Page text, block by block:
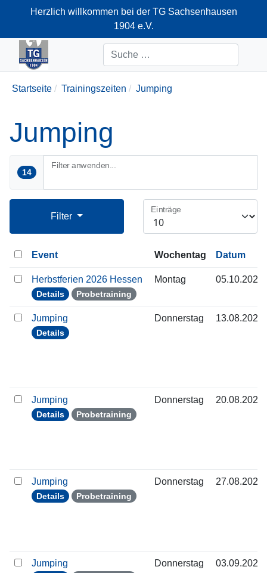
Herzlich willkommen bei der TG Sachsenhausen
1904 e.V.
+49-69-66374712
Suchen
Startseite Trainingszeiten Jumping
Jumping
14
Filter anwenden...
Filter
Einträge
Event Wochentag Datum
Herbstferien 2026 Hessen
Details Probetraining
Montag 05.10.2026
Jumping
Details
Donnerstag 13.08.2026
Jumping
Details Probetraining
Donnerstag 20.08.2026
Jumping
Details Probetraining
Donnerstag 27.08.2026
Jumping Donnerstag 03.09.2026